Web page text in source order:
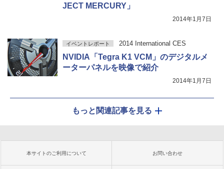
JECT MERCURY」
2014年1月7日
イベントレポート 2014 International CES
NVIDIA「Tegra K1 VCM」のデジタルメ
ーターパネルを映像で紹介
2014年1月7日
もっと関連記事を見る
本サイトのご利用について お問い合わせ